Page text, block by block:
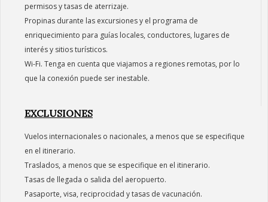
permisos y tasas de aterrizaje.
Propinas durante las excursiones y el programa de
enriquecimiento para guías locales, conductores, lugares de
interés y sitios turísticos.
Wi-Fi. Tenga en cuenta que viajamos a regiones remotas, por lo
que la conexión puede ser inestable.
EXCLUSIONES
Vuelos internacionales o nacionales, a menos que se especifique
en el itinerario.
Traslados, a menos que se especifique en el itinerario.
Tasas de llegada o salida del aeropuerto.
Pasaporte, visa, reciprocidad y tasas de vacunación.